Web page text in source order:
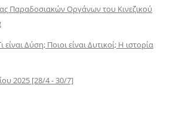
Παραδοσιακών Οργάνων του Κινεζικού
Δύση; Ποιοι είναι Δυτικοί; Η ιστορία
2025 [28/4 - 30/7]